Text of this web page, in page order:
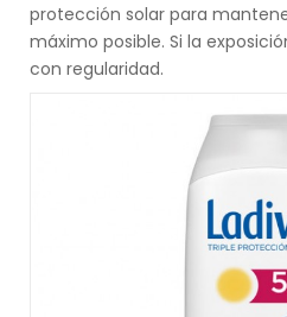
protección solar para
máximo posible. Si la
con regularidad.